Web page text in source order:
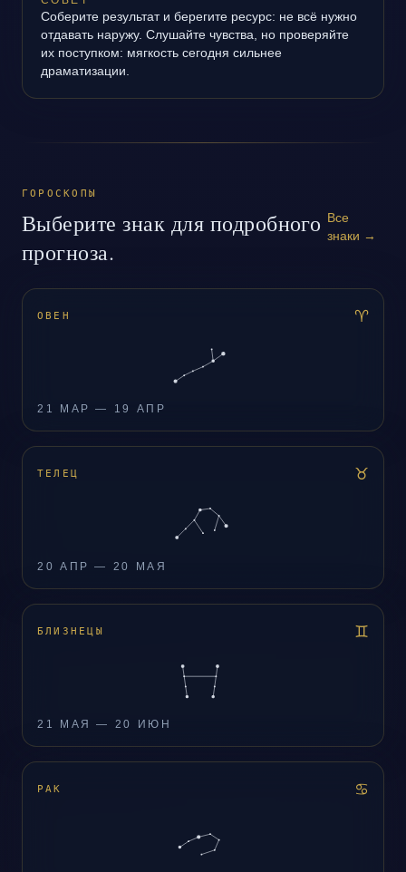
Соберите результат и берегите ресурс: не всё нужно
отдавать наружу. Слушайте чувства, но проверяйте
их поступком: мягкость сегодня сильнее
драматизации.
ГОРОСКОПЫ
Выберите знак для подробного
прогноза.
Все
знаки →
ОВЕН ♈
21 МАР — 19 АПР
ТЕЛЕЦ ♉
20 АПР — 20 МАЯ
БЛИЗНЕЦЫ ♊
21 МАЯ — 20 ИЮН
РАК ♋